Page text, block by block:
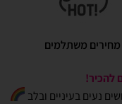
מחירים משתלמים
להכיר!
נעים בעיניים ובלב